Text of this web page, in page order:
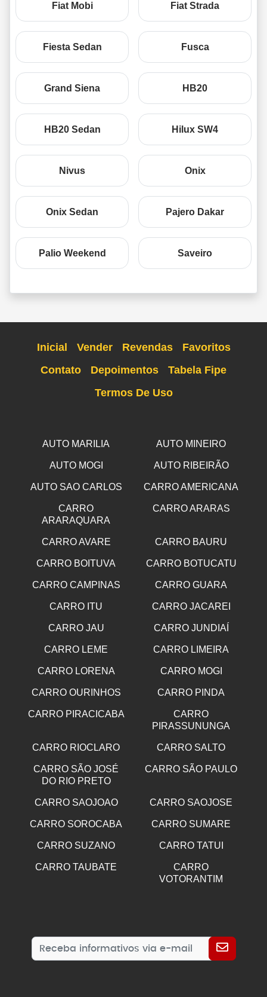
Fiat Mobi Fiat Strada
Fiesta Sedan Fusca
Grand Siena HB20
HB20 Sedan Hilux SW4
Nivus Onix
Onix Sedan Pajero Dakar
Palio Weekend Saveiro
Inicial Vender Revendas
Favoritos
Contato
Depoimentos
Tabela Fipe
Termos De Uso
AUTO MARILIA AUTO MINEIRO
AUTO MOGI AUTO RIBEIRÃO
AUTO SAO CARLOS CARRO AMERICANA
CARRO
ARARAQUARA
CARRO ARARAS
CARRO AVARE CARRO BAURU
CARRO BOITUVA CARRO BOTUCATU
CARRO CAMPINAS CARRO GUARA
CARRO ITU CARRO JACAREI
CARRO JAU CARRO JUNDIAÍ
CARRO LEME CARRO LIMEIRA
CARRO LORENA CARRO MOGI
CARRO OURINHOS CARRO PINDA
CARRO PIRACICABA
CARRO
PIRASSUNUNGA
CARRO RIOCLARO CARRO SALTO
CARRO SÃO JOSÉ
DO RIO PRETO
CARRO SÃO PAULO
CARRO SAOJOAO CARRO SAOJOSE
CARRO SOROCABA CARRO SUMARE
CARRO SUZANO CARRO TATUI
CARRO TAUBATE
CARRO
VOTORANTIM